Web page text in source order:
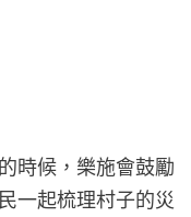
時候，樂施會鼓勵
一起梳理村子的災